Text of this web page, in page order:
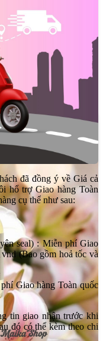
phần hướng ngoại. Nó
người phụ nữ tự tin, yêu
Nước Hoa Nữ Le
tỏa, có thể dễ dàng lưu
đã đồng ý về Giá cả
hổ trợ Giao hàng Toàn
cụ thể như sau:
seal) : Miễn phí Giao
(Bao gồm hoả tốc và
Giao hàng Toàn quốc
tin giao nhận trước khi
đó có thể kèm theo chi